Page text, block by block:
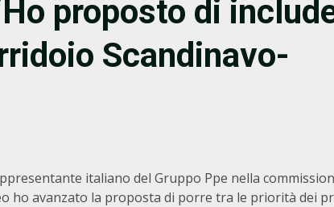
proposto di
Scandinavo-
italiano del Gruppo Ppe nella
ho avanzato la proposta di porre tra le priorità dei